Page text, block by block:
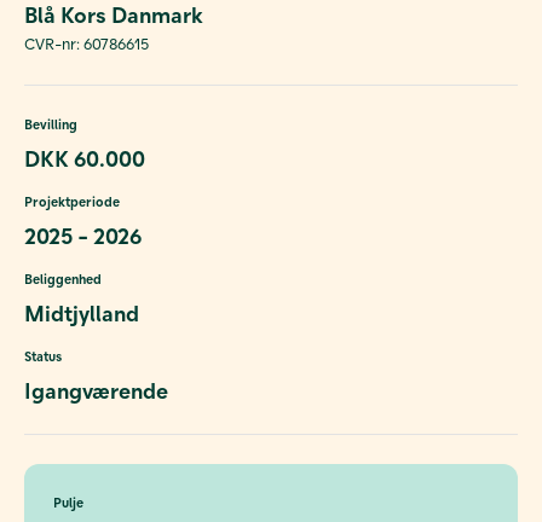
Blå Kors Danmark
CVR-nr: 60786615
Bevilling
DKK 60.000
Projektperiode
2025 - 2026
Beliggenhed
Midtjylland
Status
Igangværende
Pulje